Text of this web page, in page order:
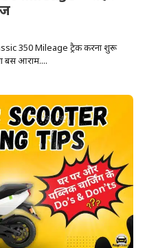
350 Mileage ट्रैक करना शुरू
बस आराम....